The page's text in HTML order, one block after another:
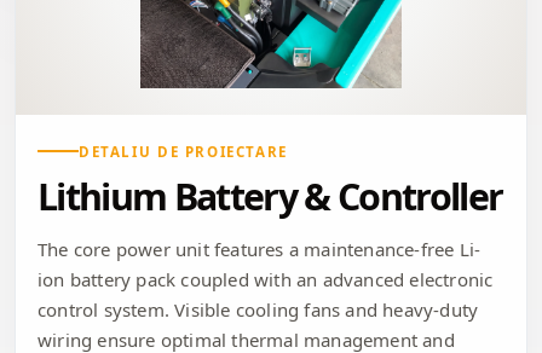
DETALIU DE PROIECTARE
Lithium Battery & Controller
The core power unit features a maintenance-free Li-
ion battery pack coupled with an advanced electronic
control system. Visible cooling fans and heavy-duty
wiring ensure optimal thermal management and